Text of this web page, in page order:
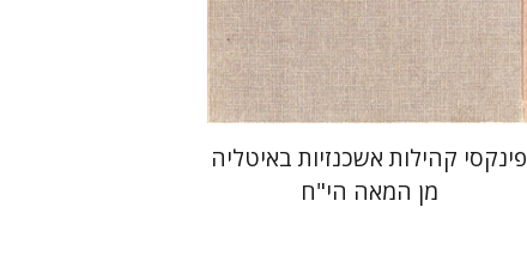
הנחת אתר ספר מודפס
$43
$39
פינקסי קהילות אשכנזיות באיטליה
מן המאה הי"ח